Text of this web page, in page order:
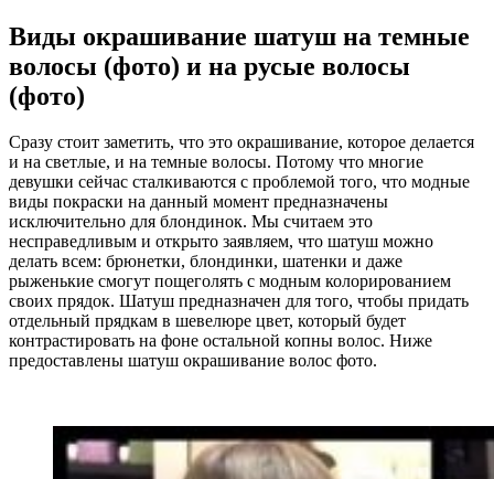
Виды окрашивание шатуш на темные
волосы (фото) и на русые волосы
(фото)
Сразу стоит заметить, что это окрашивание, которое делается
и на светлые, и на темные волосы. Потому что многие
девушки сейчас сталкиваются с проблемой того, что модные
виды покраски на данный момент предназначены
исключительно для блондинок. Мы считаем это
несправедливым и открыто заявляем, что шатуш можно
делать всем: брюнетки, блондинки, шатенки и даже
рыженькие смогут пощеголять с модным колорированием
своих прядок. Шатуш предназначен для того, чтобы придать
отдельный прядкам в шевелюре цвет, который будет
контрастировать на фоне остальной копны волос. Ниже
предоставлены шатуш окрашивание волос фото.